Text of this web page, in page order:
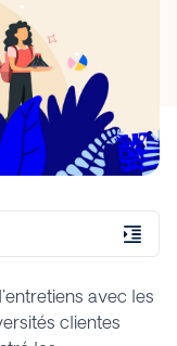
avec les
clientes